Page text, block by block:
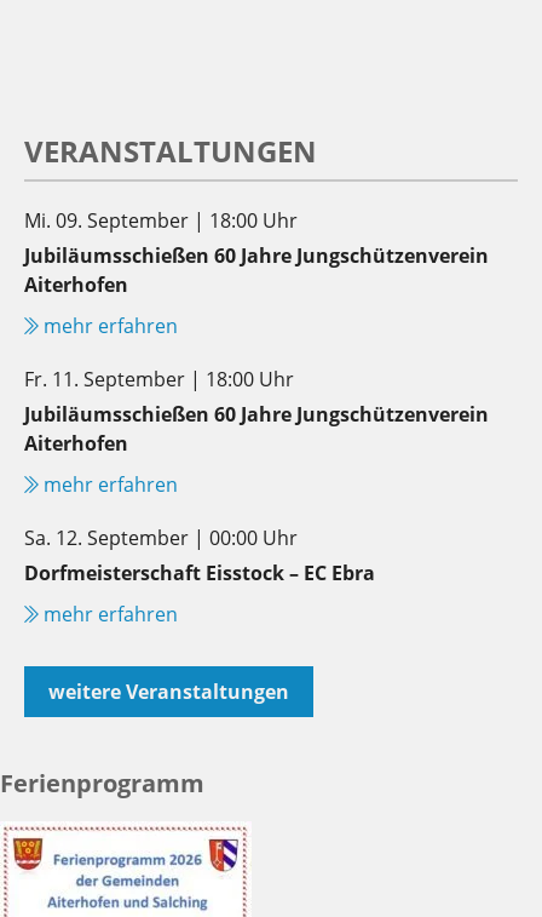
VERANSTALTUNGEN
Mi. 09. September | 18:00 Uhr
Jubiläumsschießen 60 Jahre Jungschützenverein
Aiterhofen
mehr erfahren
Fr. 11. September | 18:00 Uhr
Jubiläumsschießen 60 Jahre Jungschützenverein
Aiterhofen
mehr erfahren
Sa. 12. September | 00:00 Uhr
Dorfmeisterschaft Eisstock – EC Ebra
mehr erfahren
weitere Veranstaltungen
Ferienprogramm